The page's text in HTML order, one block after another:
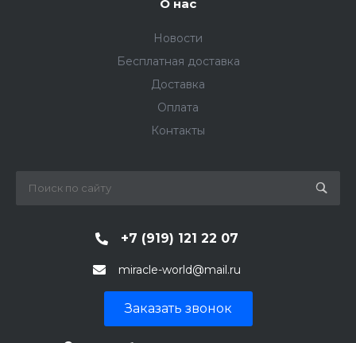
О нас
Новости
Бесплатная доставка
Доставка
Оплата
Контакты
+7 (919) 121 22 07
miracle-world@mail.ru
Заказать звонок